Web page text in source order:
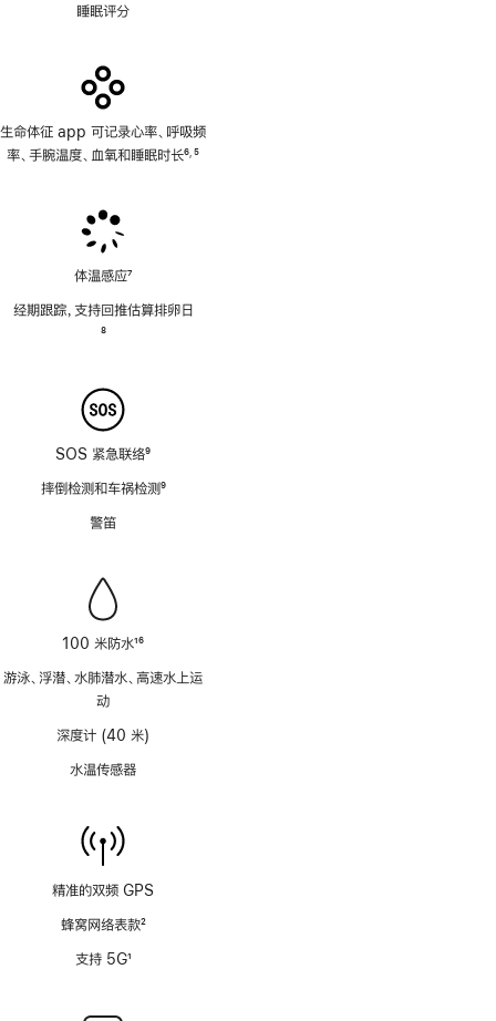
睡眠评分
生命体征 app 可记录心率、呼吸频
率、手腕温度、血氧和睡眠时长6 5
体温感应7
经期跟踪，支持回推估算排卵日
8
SOS 紧急联络9
摔倒检测和车祸检测9
警笛
100 米防水16
游泳、浮潜、水肺潜水、高速水上运
动
深度计 (40 米)
水温传感器
精准的双频 GPS
蜂窝网络表款2
支持 5G1